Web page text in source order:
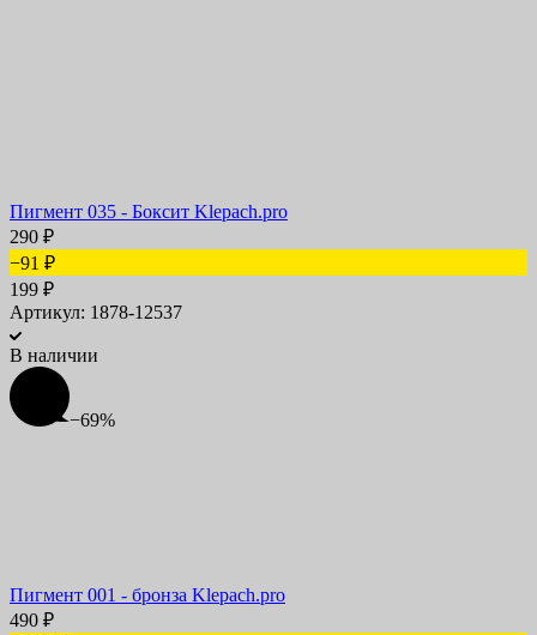
Пигмент 035 - Боксит Klepach.pro
290 ₽
−91 ₽
199 ₽
Артикул: 1878-12537
В наличии
−69%
Пигмент 001 - бронза Klepach.pro
490 ₽